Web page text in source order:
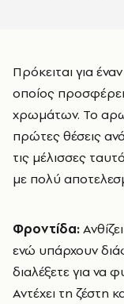
Πρόκειται για έναν αειθαλή καλλωπιστικό θάμνο ο
οποίος
χρωμάτων. Το
πρώτες θέσεις
τις μέλισσες
με πολύ
Φροντίδα:
ενώ υπάρχουν
διαλέξετε για να
Αντέχει τη ζέστη